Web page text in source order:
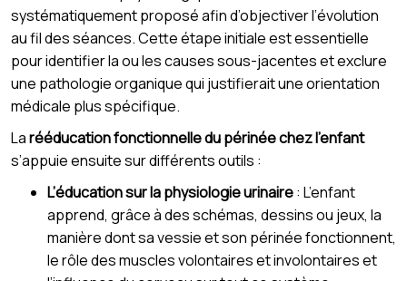
systématiquement proposé afin d’objectiver l’évolution
au fil des séances. Cette étape initiale est essentielle
pour identifier la ou les causes sous-jacentes et exclure
une pathologie organique qui justifierait une orientation
médicale plus spécifique.
Larééducation fonctionnelle du périnée chez l’enfant
s’appuie ensuite sur différents outils :
L’éducation sur la physiologie urinaire: L’enfant
apprend, grâce à des schémas, dessins ou jeux, la
manière dont sa vessie et son périnée fonctionnent,
le rôle des muscles volontaires et involontaires et